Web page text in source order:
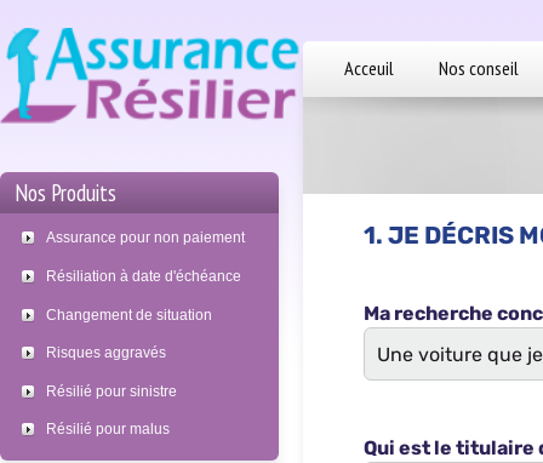
Acceuil Nos conseil
Nos Produits
Assurance pour non paiement
Résiliation à date d'échéance
Changement de situation
Risques aggravés
Résilié pour sinistre
Résilié pour malus